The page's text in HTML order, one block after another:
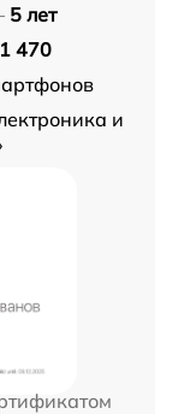
5 лет
1 470
и